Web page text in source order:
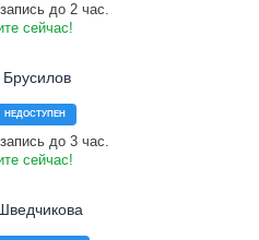
до 2 час.
сейчас!
Брусилов
НЕДОСТУПЕН
до 3 час.
сейчас!